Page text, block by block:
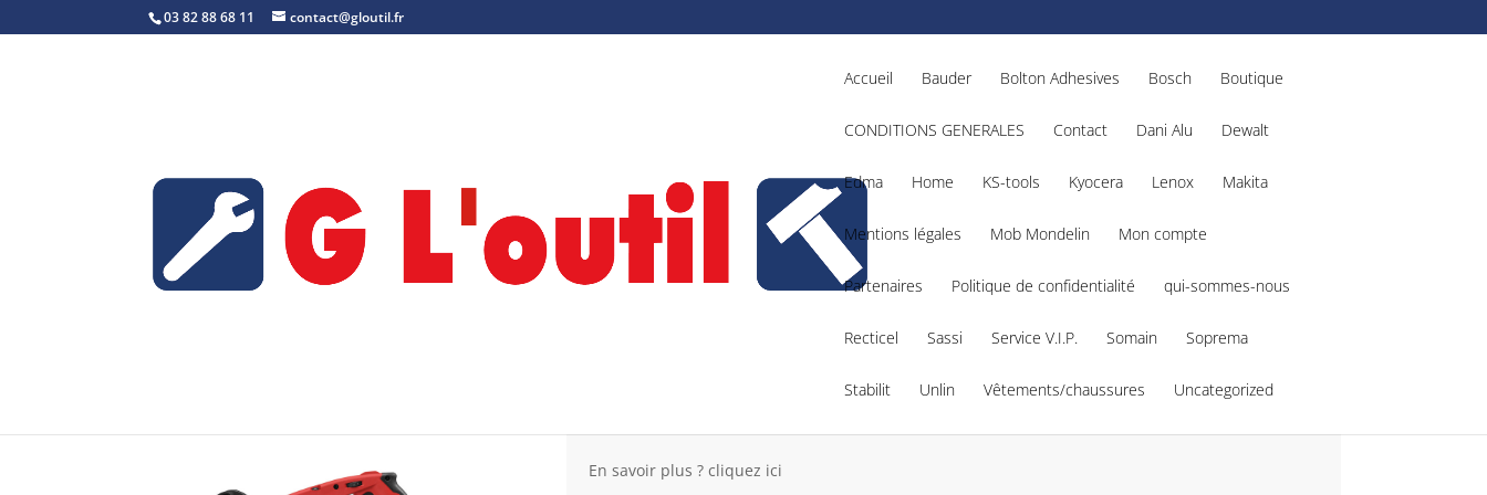
03 82 88 68 11 contact@gloutil.fr
Accueil Bauder Bolton Adhesives Bosch Boutique
CONDITIONS GENERALES Contact Dani Alu Dewalt
Edma Home KS-tools Kyocera Lenox Makita
Mentions légales Mob Mondelin Mon compte
Partenaires Politique de confidentialité qui-sommes-nous
Recticel Sassi Service V.I.P. Somain Soprema
Stabilit Unlin Vêtements/chaussures Uncategorized
En savoir plus ? cliquez ici